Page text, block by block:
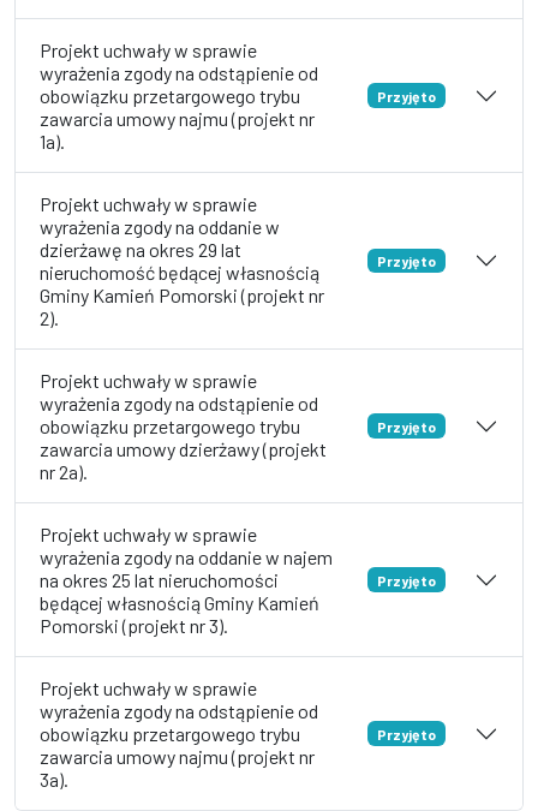
Projekt uchwały w sprawie
wyrażenia zgody na odstąpienie od
obowiązku przetargowego trybu
zawarcia umowy najmu (projekt nr
1a).
Przyjęto
Projekt uchwały w sprawie
wyrażenia zgody na oddanie w
dzierżawę na okres 29 lat
nieruchomość będącej własnością
Gminy Kamień Pomorski (projekt nr
2).
Przyjęto
Projekt uchwały w sprawie
wyrażenia zgody na odstąpienie od
obowiązku przetargowego trybu
zawarcia umowy dzierżawy (projekt
nr 2a).
Przyjęto
Projekt uchwały w sprawie
wyrażenia zgody na oddanie w najem
na okres 25 lat nieruchomości
będącej własnością Gminy Kamień
Pomorski (projekt nr 3).
Przyjęto
Projekt uchwały w sprawie
wyrażenia zgody na odstąpienie od
obowiązku przetargowego trybu
zawarcia umowy najmu (projekt nr
3a).
Przyjęto